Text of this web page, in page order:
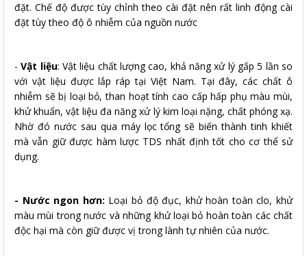
đặt. Chế độ được tùy chỉnh theo cài đặt nên rất linh động cài
đặt tùy theo độ ô nhiễm của nguồn nước
-Vật liệu: Vật liệu chất lượng cao, khả năng xử lý gấp 5 lần so
với vật liệu được lắp ráp tại Việt Nam. Tại đây, các chất ô
nhiễm sẽ bị loại bỏ, than hoạt tính cao cấp hấp phụ màu mùi,
khử khuẩn, vật liệu đa năng xử lý kim loại nặng, chất phóng xạ.
Nhờ đó nước sau qua máy lọc tổng sẽ biến thành tinh khiết
mà vẫn giữ được hàm lược TDS nhất định tốt cho cơ thể sử
dụng.
- Nước ngon hơn: Loại bỏ độ đục, khử hoàn toàn clo, khử
màu mùi trong nước và những khử loại bỏ hoàn toàn các chất
độc hại mà còn giữ được vị trong lành tự nhiên của nước.